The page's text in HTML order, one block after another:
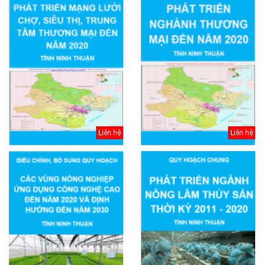
Liên hệ Liên hệ